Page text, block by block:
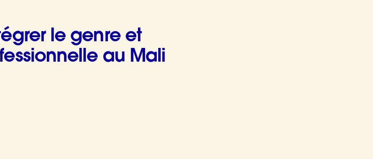
le genre et
au Mali